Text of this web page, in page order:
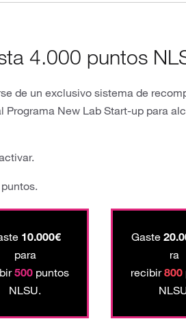
4.000 puntos
de un exclusivo sistema de
Programa New Lab Start-up para
10.000€
para
500 puntos
NLSU.
Gaste
ra
recibir800